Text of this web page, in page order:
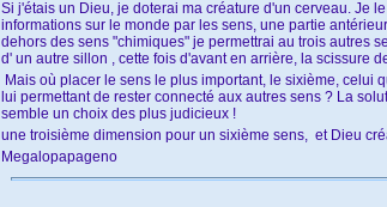
Si j'étais un Dieu, je doterai ma créature d'un cerveau. Je
informations sur le monde par les sens, une partie
dehors des sens "chimiques" je permettrai au trois autres
d' un autre sillon , cette fois d'avant en arrière, la scissure
Mais où placer le sens le plus important, le sixième, celui
lui permettant de rester connecté aux autres sens ? La
semble un choix des plus judicieux !
une troisième dimension pour un sixième sens, et Dieu
Megalopapageno